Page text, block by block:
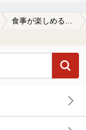
食事が楽しめる夜間瀬駅近くの温泉、日帰り温泉、スーパー銭湯おすすめ